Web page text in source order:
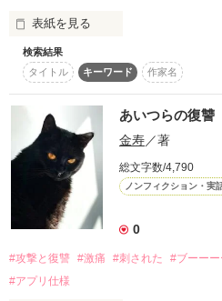
ジャンル
感想
ステータス
作品の長さ
コンテスト
表紙を見る
日付変わりましたが2010年11月
癌の手術を受けました。
実話を手術後すぐ書きはじめま
痛みで文章が読みにくいかもしれ
ご了承ください。
名前は仮名です。
ひとりでも多くの女性に読んでも
子宮けい癌は防げる唯一の癌です。
検索結果
タイトル
キーワード 作家名
あいつらの復讐
金寿／著
総文字数/4,790
ノンフィクション・実
0
#攻撃と復讐 #激痛 #刺された #ブーーー
#アプリ仕様